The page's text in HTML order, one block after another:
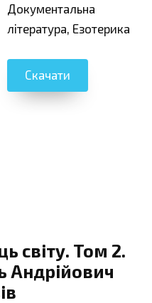
Документальна
література, Езотерика
Скачати
світу. Том 2.
Андрійович